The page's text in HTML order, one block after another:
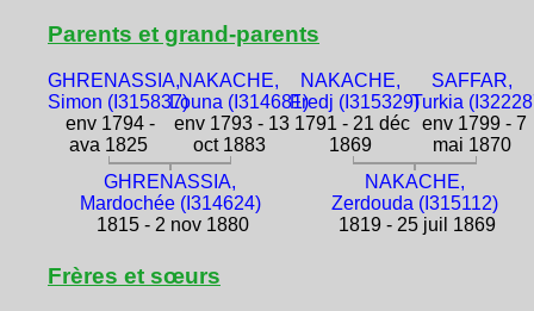
Parents et grand-parents
GHRENASSIA,
Simon (I315837)
env 1794 -
ava 1825
NAKACHE,
Louna (I314681)
env 1793 - 13
oct 1883
NAKACHE,
Fredj (I315329)
1791 - 21 déc
1869
SAFFAR,
Turkia
env 1799 - 7
mai 1870
GHRENASSIA,
Mardochée (I314624)
1815 - 2 nov 1880
NAKACHE,
Zerdouda (I315112)
1819 - 25 juil 1869
Frères et sœurs